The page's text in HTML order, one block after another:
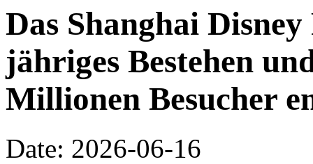
Das Shanghai
jähriges Bestehen
Millionen Besucher
Date: 2026-06-16